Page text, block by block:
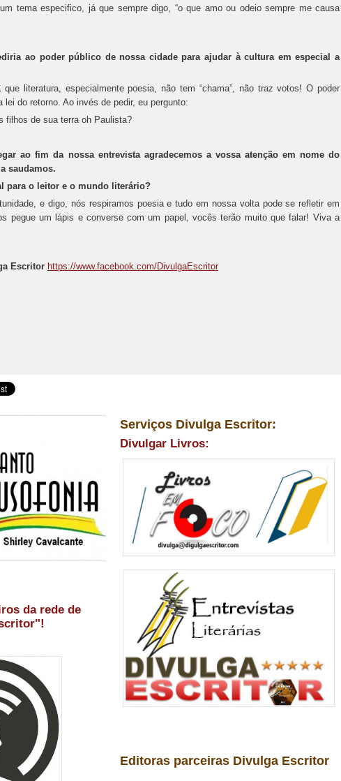
tema especifico, já que sempre digo, “o que amo ou odeio sempre me causa
ao poder público de nossa cidade para ajudar à cultura em especial a
literatura, especialmente poesia, não tem “chama”, não traz votos! O poder
do retorno. Ao invés de pedir, eu pergunto:
filhos de sua terra oh Paulista?
ao fim da nossa entrevista agradecemos a vossa atenção em nome do
saudamos.
para o leitor e o mundo literário?
e digo, nós respiramos poesia e tudo em nossa volta pode se refletir em
pegue um lápis e converse com um papel, vocês terão muito que falar! Viva a
Escritor https://www.facebook.com/DivulgaEscritor
da rede de
Serviços Divulga Escritor:
Divulgar Livros:
Editoras parceiras Divulga Escritor